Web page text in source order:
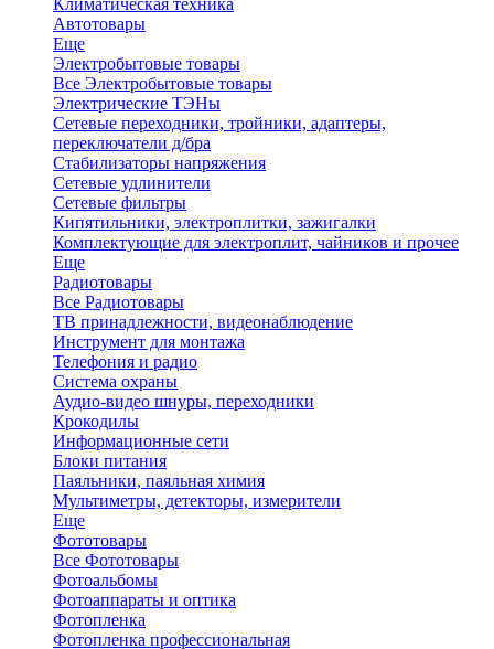
Климатическая техника
Автотовары
Еще
Электробытовые товары
Все Электробытовые товары
Электрические ТЭНы
Сетевые переходники, тройники, адаптеры,
переключатели д/бра
Стабилизаторы напряжения
Сетевые удлинители
Сетевые фильтры
Кипятильники, электроплитки, зажигалки
Комплектующие для электроплит, чайников и прочее
Еще
Радиотовары
Все Радиотовары
ТВ принадлежности, видеонаблюдение
Инструмент для монтажа
Телефония и радио
Система охраны
Аудио-видео шнуры, переходники
Крокодилы
Информационные сети
Блоки питания
Паяльники, паяльная химия
Мультиметры, детекторы, измерители
Еще
Фототовары
Все Фототовары
Фотоальбомы
Фотоаппараты и оптика
Фотопленка
Фотопленка профессиональная